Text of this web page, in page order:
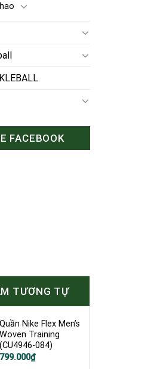
FACEBOOK
TƯƠNG TỰ
Quần Nike Flex Men’s
Woven Training
(CU4946-084)
Giá
799.000₫
Giá